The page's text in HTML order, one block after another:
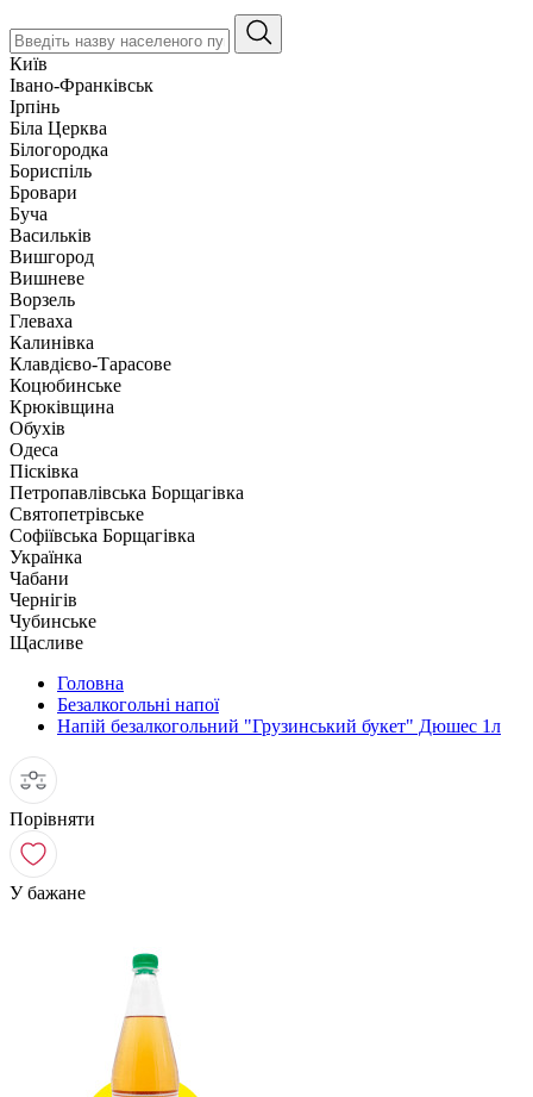
Київ
Івано-Франківськ
Ірпінь
Біла Церква
Білогородка
Бориспіль
Бровари
Буча
Васильків
Вишгород
Вишневе
Ворзель
Глеваха
Калинівка
Клавдієво-Тарасове
Коцюбинське
Крюківщина
Обухів
Одеса
Пісківка
Петропавлівська Борщагівка
Святопетрівське
Софіївська Борщагівка
Українка
Чабани
Чернігів
Чубинське
Щасливе
Головна
Безалкогольні напої
Напій безалкогольний "Грузинський букет" Дюшес 1л
Порівняти
У бажане